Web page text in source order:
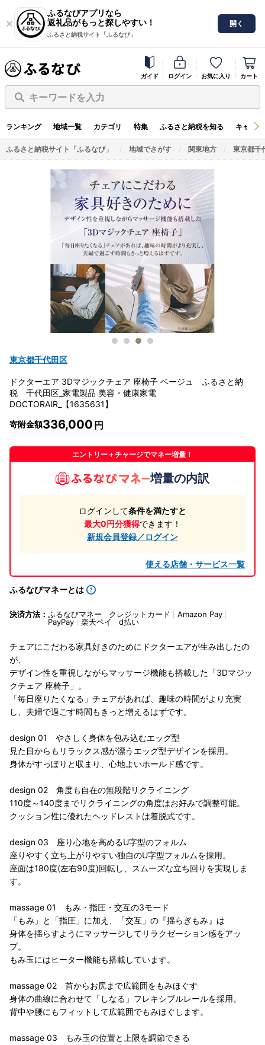
ふるなびアプリなら
返礼品がもっと探しやすい！
ふるさと納税サイト「ふるなび」
開く
ガイド ログイン お気に入り カート
キーワードを入力
ランキング 地域一覧 カテゴリ 特集 ふるさと納税を知る キャン
ふるさと納税サイト「ふるなび」 地域でさがす 関東地方 東京都千
東京都千代田区
ドクターエア 3Dマジックチェア 座椅子 ベージュ ふるさと納
税 千代田区_家電製品 美容・健康家電
DOCTORAIR_【1635631】
寄附金額336,000
エントリー＋チャージでマネー増量！
増量の内訳
ログインして条件を満たすと
最大0円分獲得できます！
新規会員登録／ログイン
使える店舗・サービス一覧
ふるなびマネーとは
決済方法： ふるなびマネー クレジットカード
Amazon Pay
PayPay
楽天ペイ d払い
チェアにこだわる家具好きのためにドクターエアが生み出したの
が、
デザイン性を重視しながらマッサージ機能も搭載した「3Dマジッ
クチェア 座椅子」。
「毎日座りたくなる」チェアがあれば、趣味の時間がより充実
し、夫婦で過ごす時間もきっと増えるはずです。
design 01 やさしく身体を包み込むエッグ型
見た目からもリラックス感が漂うエッグ型デザインを採用。
身体がすっぽりと収まり、心地よいホールド感です。
design 02 角度も自在の無段階リクライニング
110度～140度までリクライニングの角度はお好みで調整可能。
クッション性に優れたヘッドレストは着脱式です。
design 03 座り心地を高めるU字型のフォルム
座りやすく立ち上がりやすい独自のU字型フォルムを採用。
座面は180度(左右90度)回転し、スムーズな立ち回りを実現しま
す。
massage 01 もみ・指圧・交互の3モード
「もみ」と「指圧」に加え、「交互」の『揺らぎもみ』は
身体を揺らすようにマッサージしてリラクゼーション感をアッ
プ。
もみ玉にはヒーター機能も搭載しています。
massage 02 首からお尻まで広範囲をもみほぐす
身体の曲線に合わせて「しなる」フレキシブルレールを採用。
背中や腰にもフィットして広範囲でもみほぐします。
massage 03 もみ玉の位置と上限を調節できる